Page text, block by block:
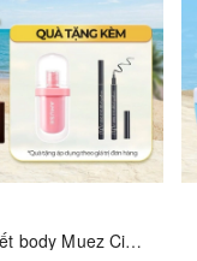
Tẩy da chết body Muez Cicachiol Body Peeling Pad